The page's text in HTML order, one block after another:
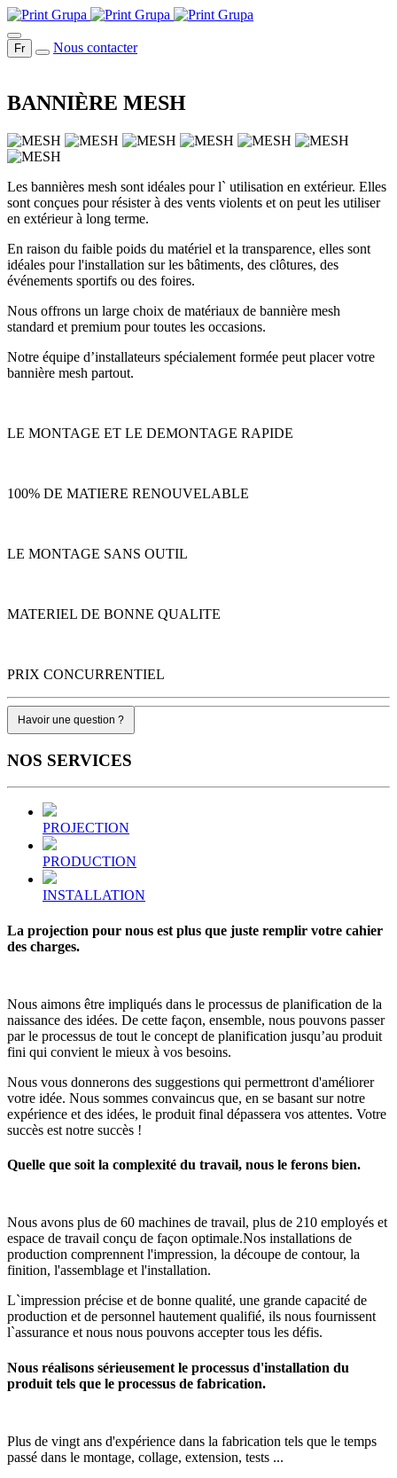
Fr Nous contacter
BANNIÈRE MESH
Les bannières mesh sont idéales pour l` utilisation en extérieur. Elles
sont conçues pour résister à des vents violents et on peut les utiliser
en extérieur à long terme.
En raison du faible poids du matériel et la transparence, elles sont
idéales pour l'installation sur les bâtiments, des clôtures, des
événements sportifs ou des foires.
Nous offrons un large choix de matériaux de bannière mesh
standard et premium pour toutes les occasions.
Notre équipe d’installateurs spécialement formée peut placer votre
bannière mesh partout.
LE MONTAGE ET LE DEMONTAGE RAPIDE
100% DE MATIERE RENOUVELABLE
LE MONTAGE SANS OUTIL
MATERIEL DE BONNE QUALITE
PRIX CONCURRENTIEL
Havoir une question ?
NOS SERVICES
PROJECTION
PRODUCTION
INSTALLATION
La projection pour nous est plus que juste remplir votre cahier
des charges.
Nous aimons être impliqués dans le processus de planification de la
naissance des idées. De cette façon, ensemble, nous pouvons passer
par le processus de tout le concept de planification jusqu’au produit
fini qui convient le mieux à vos besoins.
Nous vous donnerons des suggestions qui permettront d'améliorer
votre idée. Nous sommes convaincus que, en se basant sur notre
expérience et des idées, le produit final dépassera vos attentes. Votre
succès est notre succès !
Quelle que soit la complexité du travail, nous le ferons bien.
Nous avons plus de 60 machines de travail, plus de 210 employés et
espace de travail conçu de façon optimale.Nos installations de
production comprennent l'impression, la découpe de contour, la
finition, l'assemblage et l'installation.
L`impression précise et de bonne qualité, une grande capacité de
production et de personnel hautement qualifié, ils nous fournissent
l`assurance et nous nous pouvons accepter tous les défis.
Nous réalisons sérieusement le processus d'installation du
produit tels que le processus de fabrication.
Plus de vingt ans d'expérience dans la fabrication tels que le temps
passé dans le montage, collage, extension, tests ...